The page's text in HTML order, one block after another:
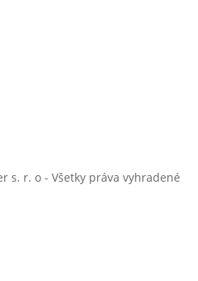
s. r. o - Všetky práva vyhradené